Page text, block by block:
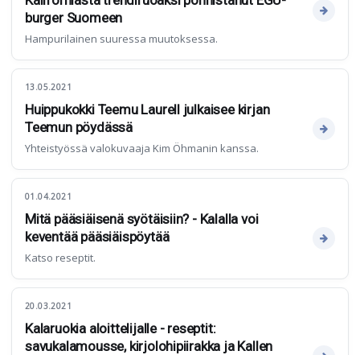
burger Suomeen
Hampurilainen suuressa muutoksessa.
13.05.2021
Huippukokki Teemu Laurell julkaisee kirjan
Teemun pöydässä
Yhteistyössä valokuvaaja Kim Öhmanin kanssa.
01.04.2021
Mitä pääsiäisenä syötäisiin? - Kalalla voi
keventää pääsiäispöytää
Katso reseptit.
20.03.2021
Kalaruokia aloittelijalle - reseptit:
savukalamousse, kirjolohipiirakka ja Kallen